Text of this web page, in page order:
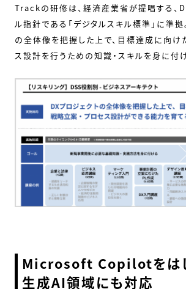
Trackの研修は、経済産業省が提唱する、
ル指針である「デジタルスキル標準」に準拠
の全体像を把握した上で、目標達成に向け
ス設計を行うための知識・スキルを身に付け
Microsoft Copilotをは
生成AI領域にも対応